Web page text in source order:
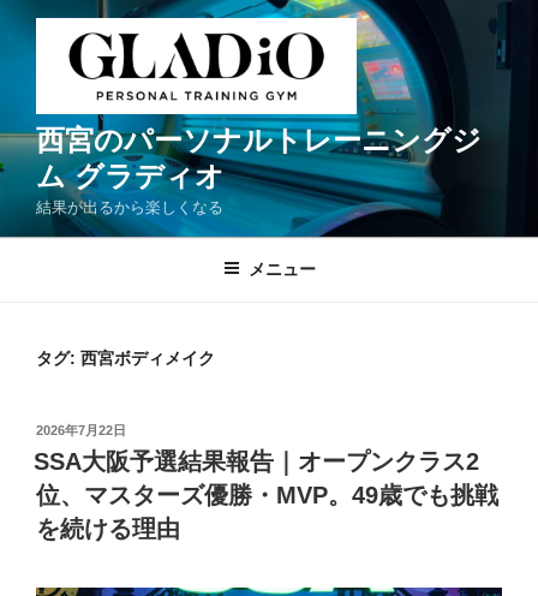
ツ
へ
ッ
西宮のパーソナルトレーニングジ
ム グラディオ
結果が出るから楽しくなる
メニュー
タグ: 西宮ボディメイク
投
稿
日:
2026年7月22日
SSA大阪予選結果報告｜オープンクラス2
位、マスターズ優勝・MVP。49歳でも挑戦
を続ける理由